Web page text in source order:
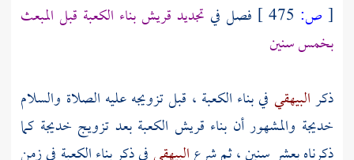
[ ص: فصل في تجديد قريشبناء الكعبة قبل المبعث
بخمس سنين
ذكرالبيهقي في بناء الكعبة ، قبل تزويجه عليه الصلاة والسلام
خديجة والمشهور أن بناء قريش الكعبةبعد تزويج خديجة كما